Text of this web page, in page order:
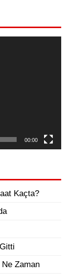
00:00
Kaçta?
Zaman